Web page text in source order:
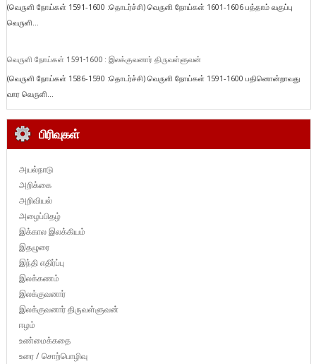
(வெருளி நோய்கள் 1591-1600 :தொடர்ச்சி) வெருளி நோய்கள் 1601-1606 பத்தாம் வகுப்பு
வெருளி...
வெருளி நோய்கள் 1591-1600 : இலக்குவனார் திருவள்ளுவன்
(வெருளி நோய்கள் 1586-1590 :தொடர்ச்சி) வெருளி நோய்கள் 1591-1600 பதினொன்றாவது
வார வெருளி...
பிரிவுகள்
அயல்நாடு
அறிக்கை
அறிவியல்
அழைப்பிதழ்
இக்கால இலக்கியம்
இதழுரை
இந்தி எதிர்ப்பு
இலக்கணம்
இலக்குவனார்
இலக்குவனார் திருவள்ளுவன்
ஈழம்
உண்மைக்கதை
உரை / சொற்பொழிவு